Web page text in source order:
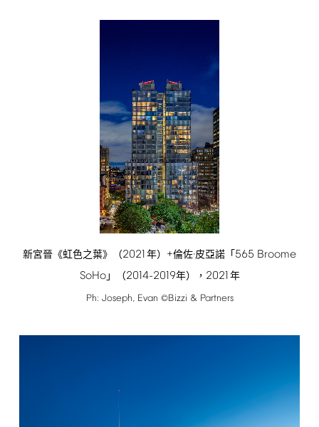
新宮晉《虹色之葉》（2021年） +倫佐·皮亞諾「 565 Broome
SoHo」（2014-2019年）， 2021年
Ph: Joseph, Evan ©Bizzi & Partners